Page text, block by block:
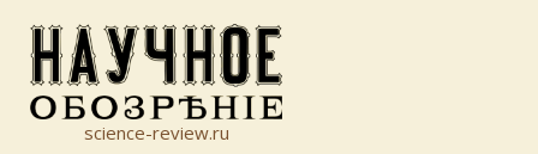
science-review.ru